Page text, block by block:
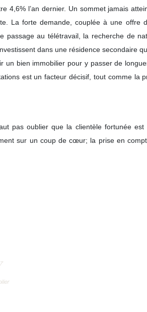
4,6% l’an dernier. Un sommet jamais
La forte demande, couplée à une offre
passage au télétravail, la recherche de
dans une résidence secondaire
un bien immobilier pour y passer de
est un facteur décisif, tout comme la
pas oublier que la clientèle fortunée
sur un coup de cœur; la prise en